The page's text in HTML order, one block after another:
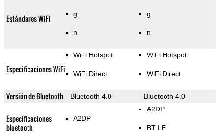
Estándares WiFi g
n
g
n
Especificaciones WiFi
WiFi Hotspot
WiFi Direct
WiFi Hotspot
WiFi Direct
Versión de Bluetooth Bluetooth 4.0 Bluetooth 4.0
Especificaciones
bluetooth
A2DP
A2DP
BT LE